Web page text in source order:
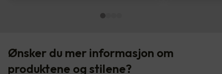
Ønsker du mer informasjon om
produktene og stilene?